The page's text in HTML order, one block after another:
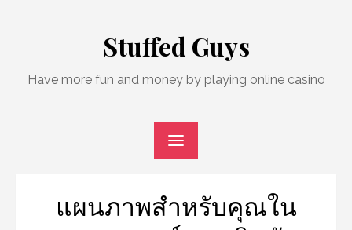
Stuffed Guys
Have more fun and money by playing online casino
แผนภาพสำหรับคุณใน